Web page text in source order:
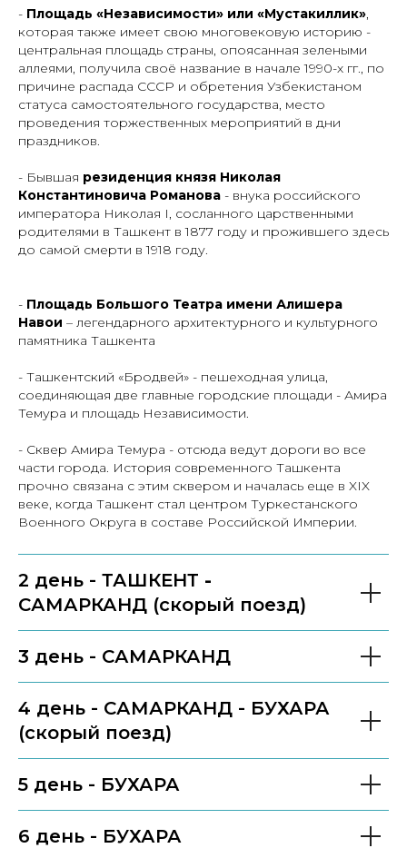
- Площадь «Независимости» или «Мустакиллик»,
которая также имеет свою многовековую историю -
центральная площадь страны, опоясанная зелеными
аллеями, получила своё название в начале 1990-х гг., по
причине распада СССР и обретения Узбекистаном
статуса самостоятельного государства, место
проведения торжественных мероприятий в дни
праздников.
- Бывшая резиденция князя Николая
Константиновича Романова - внука российского
императора Николая I, сосланного царственными
родителями в Ташкент в 1877 году и прожившего здесь
до самой смерти в 1918 году.
- Площадь Большого Театра имени Алишера
Навои – легендарного архитектурного и культурного
памятника Ташкента
- Ташкентский «Бродвей» - пешеходная улица,
соединяющая две главные городские площади - Амира
Темура и площадь Независимости.
- Сквер Амира Темура - отсюда ведут дороги во все
части города. История современного Ташкента
прочно связана с этим сквером и началась еще в XIX
веке, когда Ташкент стал центром Туркестанского
Военного Округа в составе Российской Империи.
2 день - ТАШКЕНТ -
САМАРКАНД (скорый поезд)
3 день - САМАРКАНД
4 день - САМАРКАНД - БУХАРА
(скорый поезд)
5 день - БУХАРА
6 день - БУХАРА